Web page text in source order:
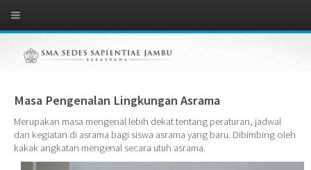
Masa Pengenalan Lingkungan Asrama
Merupakan masa mengenal lebih dekat tentang peraturan, jadwal
dan kegiatan di asrama bagi siswa asrama yang baru. Dibimbing oleh
kakak angkatan mengenal secara utuh asrama.